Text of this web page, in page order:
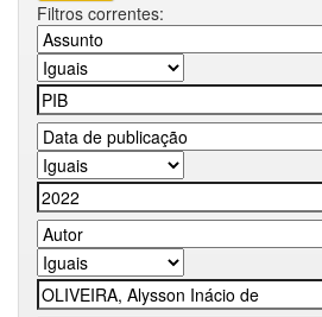
Filtros correntes: